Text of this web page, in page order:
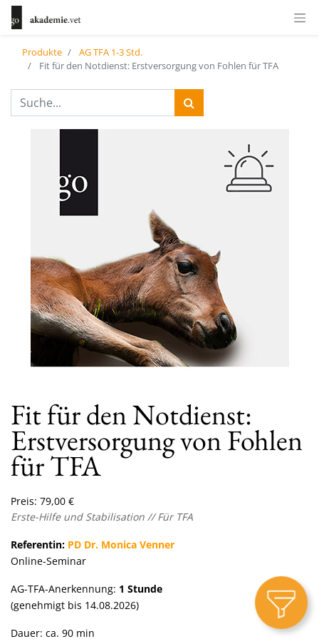
Produkte
AG TFA 1-3 Std.
Fit für den Notdienst: Erstversorgung von Fohlen für TFA
Fit für den Notdienst:
Erstversorgung von Fohlen
für TFA
Preis: 79,00 €
Erste-Hilfe und Stabilisation // Für TFA
Referentin: PD Dr. Monica Venner
Online-Seminar
AG-TFA-Anerkennung: 1 Stunde
(genehmigt bis 14.08.2026)
Dauer: ca. 90 min